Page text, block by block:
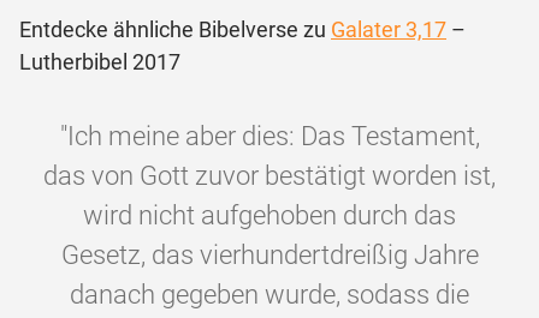
Entdecke ähnliche Bibelverse zu Galater 3,17 –
Lutherbibel 2017
"Ich meine aber dies: Das Testament,
das von Gott zuvor bestätigt worden ist,
wird nicht aufgehoben durch das
Gesetz, das vierhundertdreißig Jahre
danach gegeben wurde, sodass die